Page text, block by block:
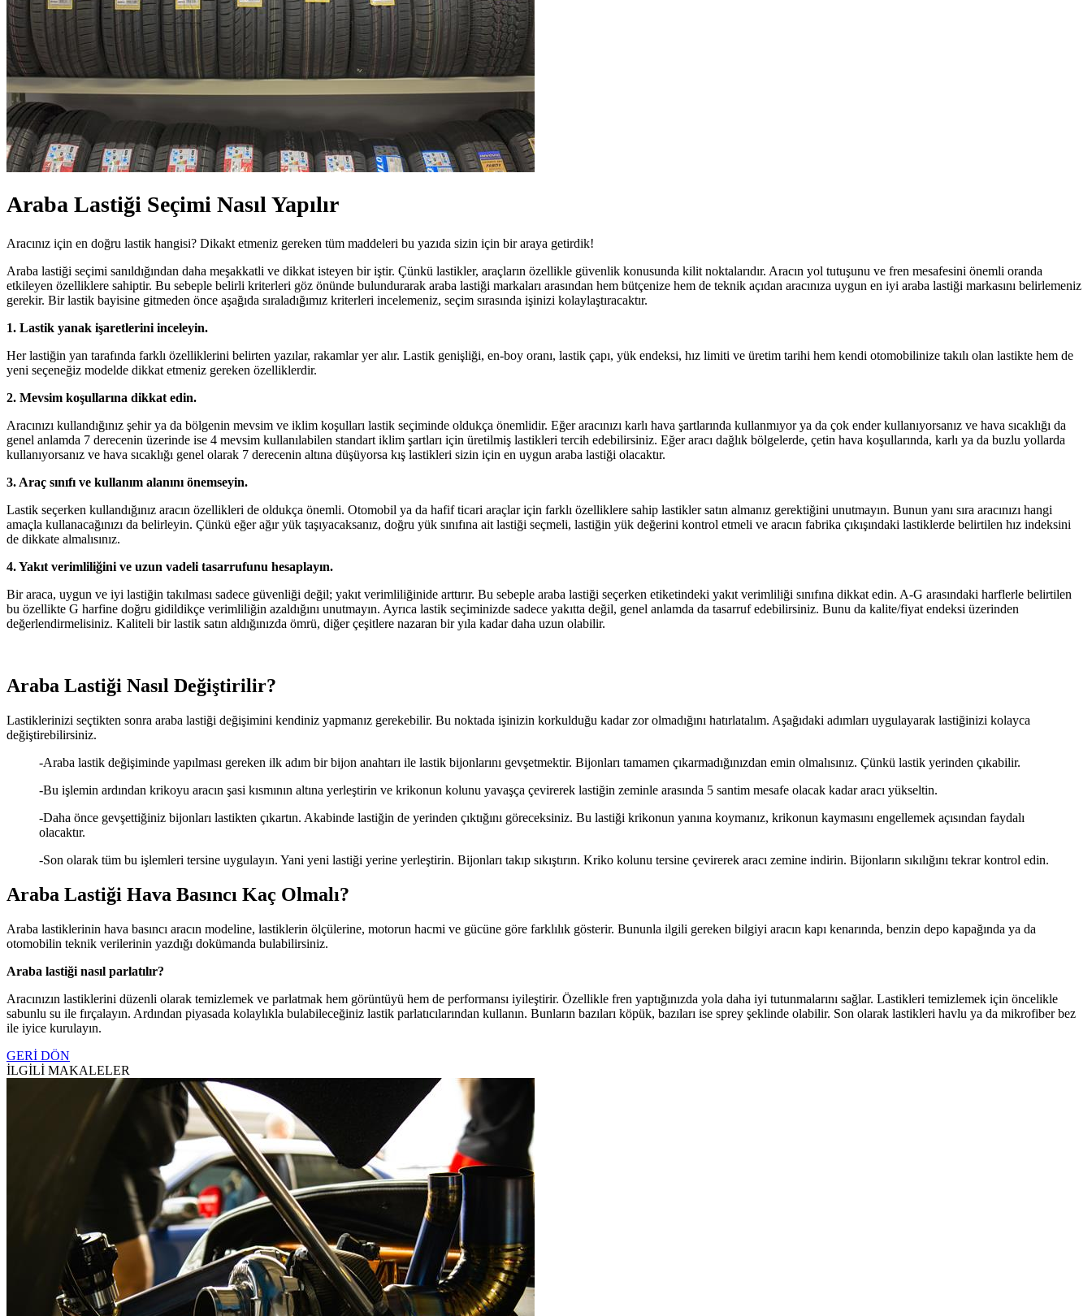
Araba Lastiği Seçimi Nasıl Yapılır
Aracınız için en doğru lastik hangisi? Dikakt etmeniz gereken tüm maddeleri bu yazıda sizin için bir araya getirdik!
Araba lastiği seçimi sanıldığından daha meşakkatli ve dikkat isteyen bir iştir. Çünkü lastikler, araçların özellikle güvenlik konusunda kilit noktalarıdır. Aracın yol tutuşunu ve fren mesafesini önemli oranda
etkileyen özelliklere sahiptir. Bu sebeple belirli kriterleri göz önünde bulundurarak araba lastiği markaları arasından hem bütçenize hem de teknik açıdan aracınıza uygun en iyi araba lastiği markasını belirlemeniz
gerekir. Bir lastik bayisine gitmeden önce aşağıda sıraladığımız kriterleri incelemeniz, seçim sırasında işinizi kolaylaştıracaktır.
1. Lastik yanak işaretlerini inceleyin.
Her lastiğin yan tarafında farklı özelliklerini belirten yazılar, rakamlar yer alır. Lastik genişliği, en-boy oranı, lastik çapı, yük endeksi, hız limiti ve üretim tarihi hem kendi otomobilinize takılı olan lastikte hem de
yeni seçeneğiz modelde dikkat etmeniz gereken özelliklerdir.
2. Mevsim koşullarına dikkat edin.
Aracınızı kullandığınız şehir ya da bölgenin mevsim ve iklim koşulları lastik seçiminde oldukça önemlidir. Eğer aracınızı karlı hava şartlarında kullanmıyor ya da çok ender kullanıyorsanız ve hava sıcaklığı da
genel anlamda 7 derecenin üzerinde ise 4 mevsim kullanılabilen standart iklim şartları için üretilmiş lastikleri tercih edebilirsiniz. Eğer aracı dağlık bölgelerde, çetin hava koşullarında, karlı ya da buzlu yollarda
kullanıyorsanız ve hava sıcaklığı genel olarak 7 derecenin altına düşüyorsa kış lastikleri sizin için en uygun araba lastiği olacaktır.
3. Araç sınıfı ve kullanım alanını önemseyin.
Lastik seçerken kullandığınız aracın özellikleri de oldukça önemli. Otomobil ya da hafif ticari araçlar için farklı özelliklere sahip lastikler satın almanız gerektiğini unutmayın. Bunun yanı sıra aracınızı hangi
amaçla kullanacağınızı da belirleyin. Çünkü eğer ağır yük taşıyacaksanız, doğru yük sınıfına ait lastiği seçmeli, lastiğin yük değerini kontrol etmeli ve aracın fabrika çıkışındaki lastiklerde belirtilen hız indeksini
de dikkate almalısınız.
4. Yakıt verimliliğini ve uzun vadeli tasarrufunu hesaplayın.
Bir araca, uygun ve iyi lastiğin takılması sadece güvenliği değil; yakıt verimliliğinide arttırır. Bu sebeple araba lastiği seçerken etiketindeki yakıt verimliliği sınıfına dikkat edin. A-G arasındaki harflerle belirtilen
bu özellikte G harfine doğru gidildikçe verimliliğin azaldığını unutmayın. Ayrıca lastik seçiminizde sadece yakıtta değil, genel anlamda da tasarruf edebilirsiniz. Bunu da kalite/fiyat endeksi üzerinden
değerlendirmelisiniz. Kaliteli bir lastik satın aldığınızda ömrü, diğer çeşitlere nazaran bir yıla kadar daha uzun olabilir.
Araba Lastiği Nasıl Değiştirilir?
Lastiklerinizi seçtikten sonra araba lastiği değişimini kendiniz yapmanız gerekebilir. Bu noktada işinizin korkulduğu kadar zor olmadığını hatırlatalım. Aşağıdaki adımları uygulayarak lastiğinizi kolayca
değiştirebilirsiniz.
-Araba lastik değişiminde yapılması gereken ilk adım bir bijon anahtarı ile lastik bijonlarını gevşetmektir. Bijonları tamamen çıkarmadığınızdan emin olmalısınız. Çünkü lastik yerinden çıkabilir.
-Bu işlemin ardından krikoyu aracın şasi kısmının altına yerleştirin ve krikonun kolunu yavaşça çevirerek lastiğin zeminle arasında 5 santim mesafe olacak kadar aracı yükseltin.
-Daha önce gevşettiğiniz bijonları lastikten çıkartın. Akabinde lastiğin de yerinden çıktığını göreceksiniz. Bu lastiği krikonun yanına koymanız, krikonun kaymasını engellemek açısından faydalı
olacaktır.
-Son olarak tüm bu işlemleri tersine uygulayın. Yani yeni lastiği yerine yerleştirin. Bijonları takıp sıkıştırın. Kriko kolunu tersine çevirerek aracı zemine indirin. Bijonların sıkılığını tekrar kontrol edin.
Araba Lastiği Hava Basıncı Kaç Olmalı?
Araba lastiklerinin hava basıncı aracın modeline, lastiklerin ölçülerine, motorun hacmi ve gücüne göre farklılık gösterir. Bununla ilgili gereken bilgiyi aracın kapı kenarında, benzin depo kapağında ya da
otomobilin teknik verilerinin yazdığı dokümanda bulabilirsiniz.
Araba lastiği nasıl parlatılır?
Aracınızın lastiklerini düzenli olarak temizlemek ve parlatmak hem görüntüyü hem de performansı iyileştirir. Özellikle fren yaptığınızda yola daha iyi tutunmalarını sağlar. Lastikleri temizlemek için öncelikle
sabunlu su ile fırçalayın. Ardından piyasada kolaylıkla bulabileceğiniz lastik parlatıcılarından kullanın. Bunların bazıları köpük, bazıları ise sprey şeklinde olabilir. Son olarak lastikleri havlu ya da mikrofiber bez
ile iyice kurulayın.
GERİ DÖN
İLGİLİ MAKALELER